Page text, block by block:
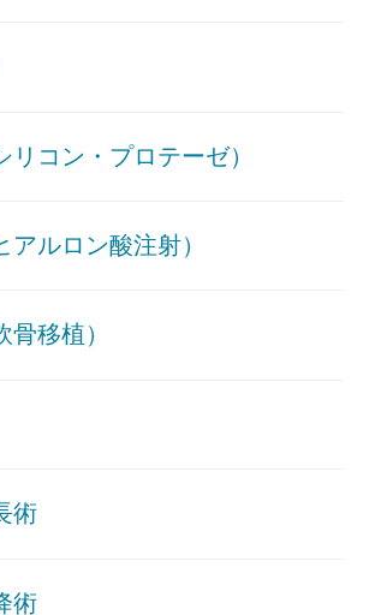
リコン・プロテーゼ）
アルロン酸注射）
骨移植）
術
術